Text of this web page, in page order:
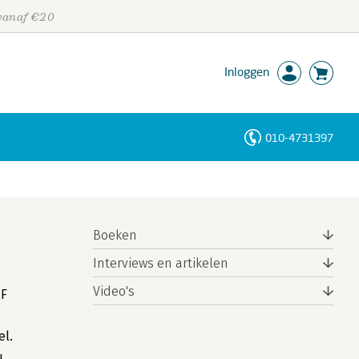
€20
Inloggen
010-4731397
Boeken
Interviews en artikelen
Video's
Personen